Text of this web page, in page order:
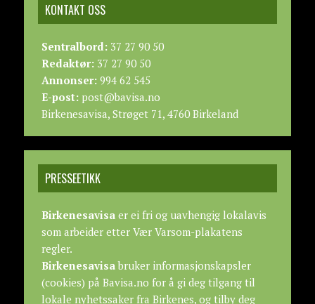
KONTAKT OSS
Sentralbord:37 27 90 50
Redaktør:37 27 90 50
Annonser:994 62 545
E-post:post@bavisa.no
Birkenesavisa, Strøget 71, 4760 Birkeland
PRESSEETIKK
Birkenesavisaer ei fri og uavhengig lokalavis
som arbeider etter Vær Varsom-plakatens
regler.
Birkenesavisabruker informasjonskapsler
(cookies) på Bavisa.no for å gi deg tilgang til
lokale nyhetssaker fra Birkenes, og tilby deg